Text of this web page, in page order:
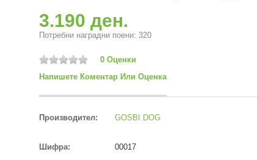
3.190 ден.
Потребни наградни поени: 320
0 Оценки
Напишете Коментар Или Оценка
Производител: GOSBI DOG
Шифра: 00017